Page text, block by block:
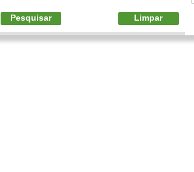
Pesquisar Limpar